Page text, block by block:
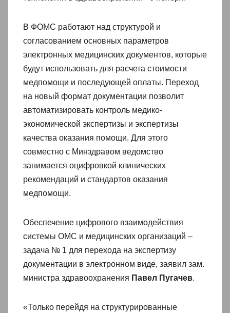
В ФОМС работают над структурой и
согласованием основных параметров
электронных медицинских документов, которые
будут использовать для расчета стоимости
медпомощи и последующей оплаты. Переход
на новый формат документации позволит
автоматизировать контроль медико-
экономической экспертизы и экспертизы
качества оказания помощи. Для этого
совместно с Минздравом ведомство
занимается оцифровкой клинических
рекомендаций и стандартов оказания
медпомощи.
Обеспечение цифрового взаимодействия
системы ОМС и медицинских организаций –
задача № 1 для перехода на экспертизу
документации в электронном виде, заявил зам.
министра здравоохранения Павел Пугачев.
«Только перейдя на структурированные